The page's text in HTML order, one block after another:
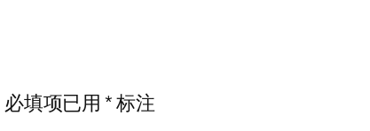
必填项已用*标注